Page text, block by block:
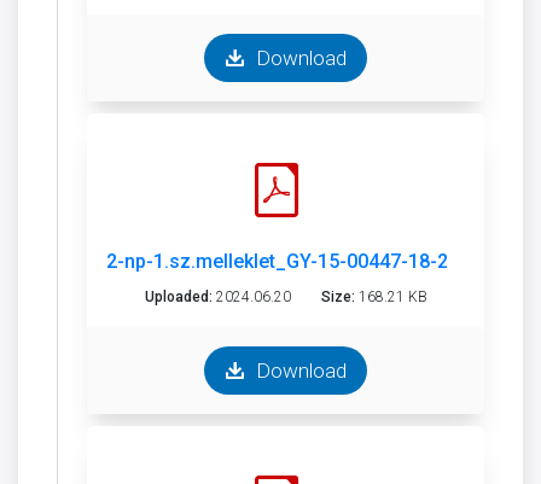
Download
2-np-1.sz.melleklet_GY-15-00447-18-2024
Uploaded: 2024.06.20 Size: 168.21 KB
Download